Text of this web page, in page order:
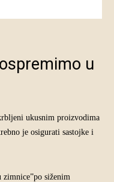
u
ukusnim proizvodima
je osigurati sastojke i
siženim